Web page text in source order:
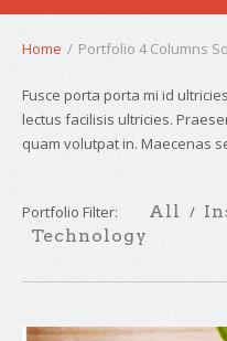
Home / Portfolio 4 Columns
Fusce porta porta mi id
lectus facilisis ultricies.
quam volutpat in. Maecenas
Portfolio Filter: All
Technology